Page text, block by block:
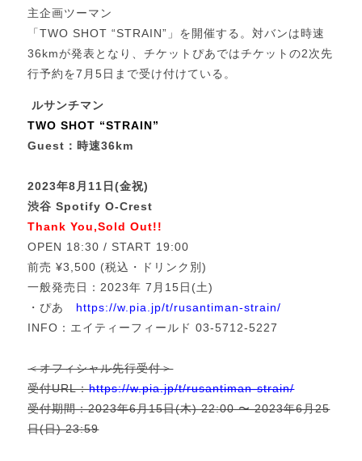
主企画ツーマン
「TWO SHOT “STRAIN”」を開催する。対バンは時速
36kmが発表となり、チケットぴあではチケットの2次先
行予約を7月5日まで受け付けている。
ルサンチマン
TWO SHOT “STRAIN”
Guest：時速36km
2023年8月11日(金祝)
渋谷 Spotify O-Crest
Thank You,Sold Out!!
OPEN 18:30 / START 19:00
前売 ¥3,500 (税込・ドリンク別)
一般発売日：2023年 7月15日(土)
・ぴあ https://w.pia.jp/t/rusantiman-strain/
INFO：エイティーフィールド 03-5712-5227
＜オフィシャル先行受付＞
受付URL：https://w.pia.jp/t/rusantiman-strain/
受付期間：2023年6月15日(木) 22:00 〜 2023年6月25
日(日) 23:59